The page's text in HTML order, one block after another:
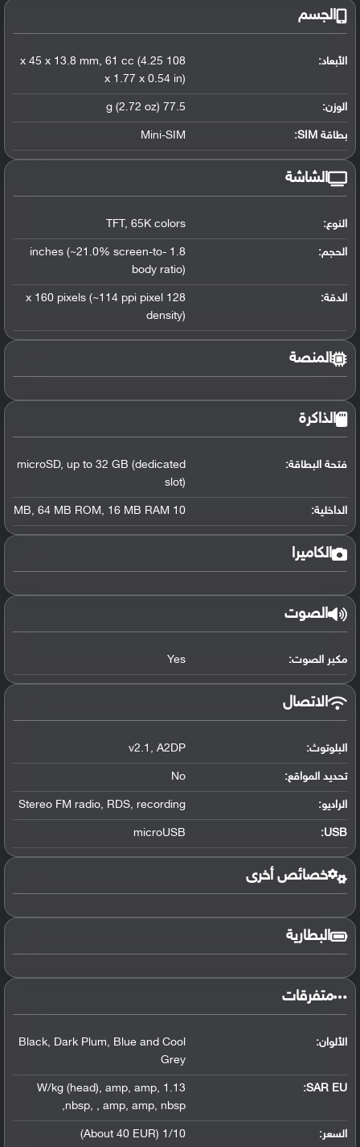
الجسم
الأبعاد: 108 x 45 x 13.8 mm
, 61 cc (4.25
x 1.77 x 0.54 in)
الوزن: 77.5 g (2.72 oz)
بطاقة SIM: Mini-SIM
الشاشة
النوع: TFT, 65K colors
الحجم:
1.8 inches (~21.0% screen-to-
body ratio)
الدقة:
128 x 160 pixels (~114 ppi pixel
density)
المنصة
الذاكرة
فتحة البطاقة: microSD, up to 32 GB (dedicated
slot)
الداخلية: 10 MB
, 64 MB ROM, 16 MB RAM
الكاميرا
الصوت
مكبر الصوت: Yes
الاتصال
البلوتوث:
v2.1 , A2DP
تحديد المواقع:
No
الراديو: Stereo FM radio, RDS, recording
USB
:
microUSB
خصائص أخرى
البطارية
متفرقات
الألوان: Black, Dark Plum, Blue and Cool
Grey
SAR EU:
1.13 W/kg (head)
, amp, amp,
nbsp, , amp, amp, nbsp
,
السعر: 1/10 (About 40 EUR)